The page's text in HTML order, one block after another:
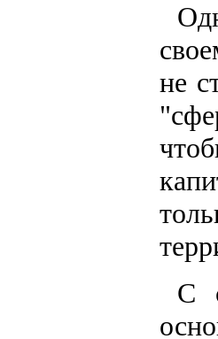
не
С